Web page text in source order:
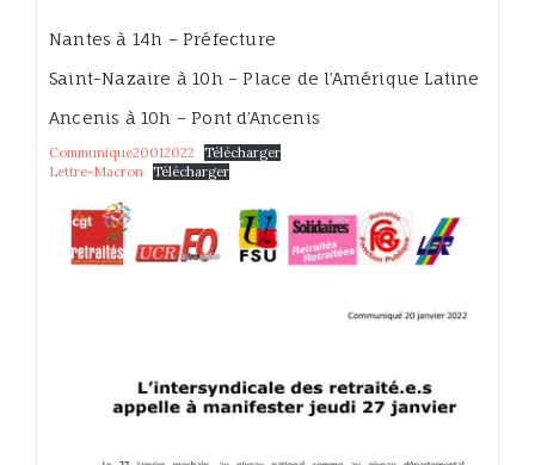
Nantes à 14h – Préfecture
Saint-Nazaire à 10h – Place de l’Amérique Latine
Ancenis à 10h – Pont d’Ancenis
Communique20012022
Télécharger
Lettre-Macron Télécharger